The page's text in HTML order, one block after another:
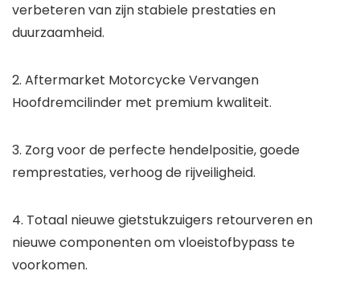
verbeteren van zijn stabiele prestaties en
duurzaamheid.
2. Aftermarket Motorcycke Vervangen
Hoofdremcilinder met premium kwaliteit.
3. Zorg voor de perfecte hendelpositie, goede
remprestaties, verhoog de rijveiligheid.
4. Totaal nieuwe gietstukzuigers retourveren en
nieuwe componenten om vloeistofbypass te
voorkomen.